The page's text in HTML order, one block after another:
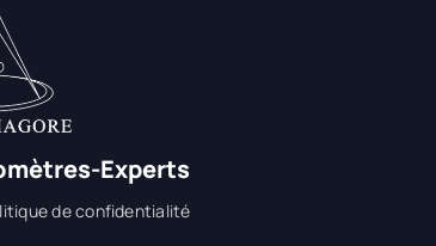
Experts
de confidentialité